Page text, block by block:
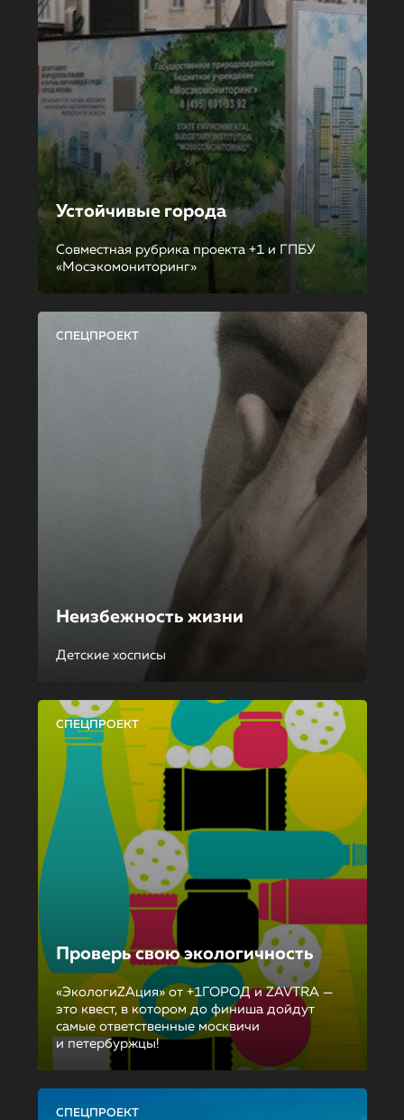
Устойчивые города
Совместная рубрика проекта +1 и ГПБУ
«Мосэкомониторинг»
СПЕЦПРОЕКТ
Неизбежность жизни
Детские хосписы
СПЕЦПРОЕКТ
Проверь свою экологичность
«ЭкологиZAция» от +1ГОРОД и ZAVTRA —
это квест, в котором до финиша дойдут
самые ответственные москвичи
и петербуржцы!
СПЕЦПРОЕКТ